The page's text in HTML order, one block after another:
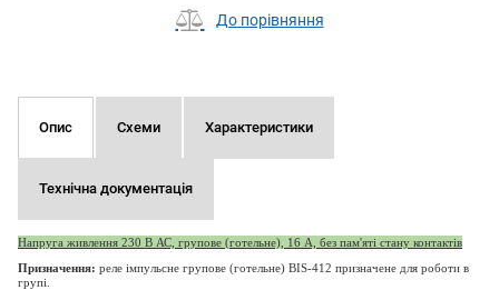
До порівняння
Опис Схеми Характеристики
Технічна документація
Напруга живлення 230 В АС, групове (готельне), 16 А, без пам'яті стану контактів
Призначення: реле імпульсне групове (готельне) BIS-412 призначене для роботи в
групі.